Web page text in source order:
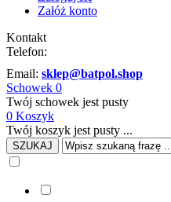
Załóż konto
Kontakt
Telefon:
Email: sklep@batpol.shop
Schowek 0
Twój schowek jest pusty
0 Koszyk
Twój koszyk jest pusty ...
SZUKAJ